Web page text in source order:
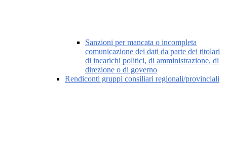
Sanzioni per mancata o incompleta
comunicazione dei dati da parte dei titolari
di incarichi politici, di amministrazione, di
direzione o di governo
Rendiconti gruppi consiliari regionali/provinciali